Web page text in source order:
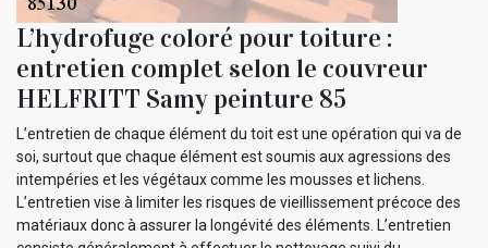
L’hydrofuge coloré pour toiture :
entretien complet selon le couvreur
HELFRITT Samy peinture 85
L’entretien de chaque élément du toit est une opération qui va de
soi, surtout que chaque élément est soumis aux agressions des
intempéries et les végétaux comme les mousses et lichens.
L’entretien vise à limiter les risques de vieillissement précoce des
matériaux donc à assurer la longévité des éléments. L’entretien